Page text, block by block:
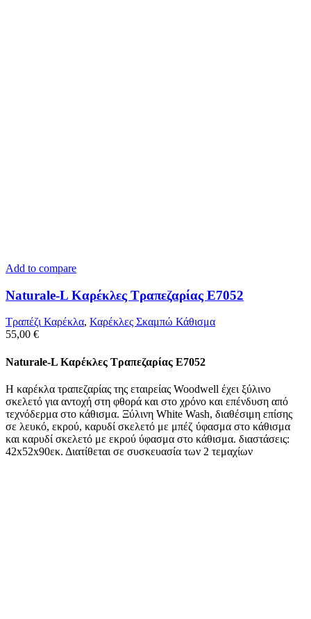
Add to compare
Naturale-L Καρέκλες Τραπεζαρίας E7052
Τραπέζι Καρέκλα, Καρέκλες Σκαμπώ Κάθισμα
55,00 €
Naturale-L Καρέκλες Τραπεζαρίας E7052
Η καρέκλα τραπεζαρίας της εταιρείας Woodwell έχει ξύλινο
σκελετό για αντοχή στη φθορά και στο χρόνο και επένδυση από
τεχνόδερμα στο κάθισμα. Ξύλινη White Wash, διαθέσιμη επίσης
σε λευκό, εκρού, καρυδί σκελετό με μπέζ ύφασμα στο κάθισμα
και καρυδί σκελετό με εκρού ύφασμα στο κάθισμα. διαστάσεις:
42x52x90εκ. Διατίθεται σε συσκευασία των 2 τεμαχίων